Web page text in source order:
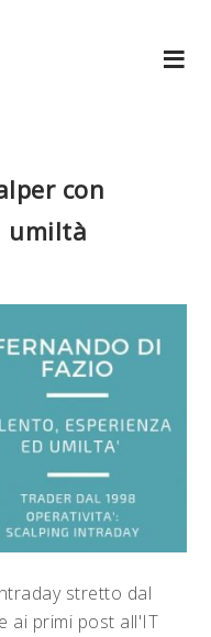
con
umiltà
stretto dal
ai primi post all'IT